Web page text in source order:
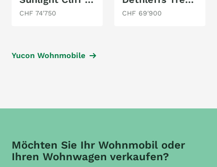
CHF 74'750 CHF 69'900
Yucon Wohnmobile
Möchten Sie Ihr Wohnmobil oder
Ihren Wohnwagen verkaufen?